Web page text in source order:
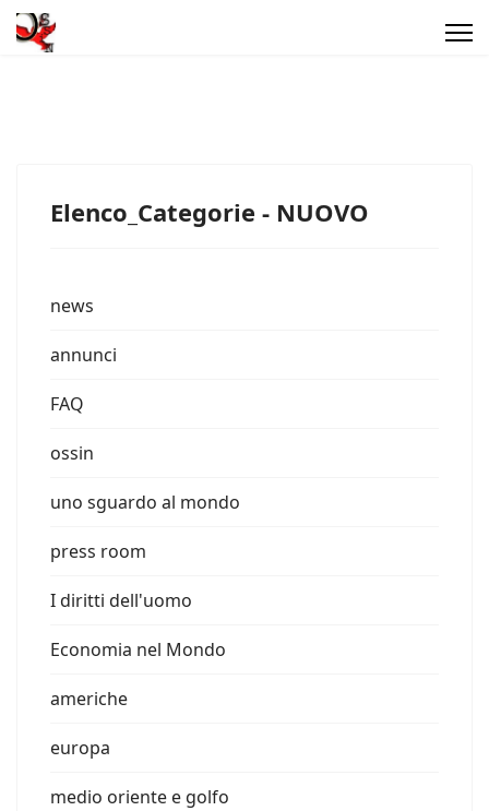
Elenco_Categorie - NUOVO
news
annunci
FAQ
ossin
uno sguardo al mondo
press room
I diritti dell'uomo
Economia nel Mondo
americhe
europa
medio oriente e golfo